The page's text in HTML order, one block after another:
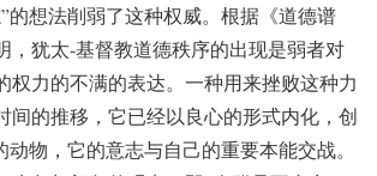
的想法削弱了这种权威。根据《道德谱
，犹太-基督教道德秩序的出现是弱者对
权力的不满的表达。一种用来挫败这种力
间的推移，它已经以良心的形式内化，创
动物，它的意志与自己的重要本能交战。